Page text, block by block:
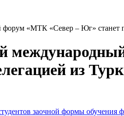
«МТК «Север – Юг» станет
из
заочной формы обучения